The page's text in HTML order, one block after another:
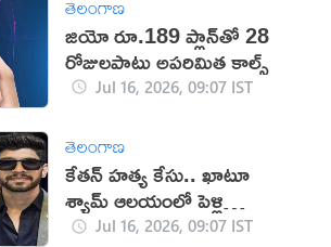
తెలంగాణ
జియో రూ.189 ప్లాన్‌తో 28
రోజులపాటు అపరిమిత కాల్స్
Jul 16, 2026, 09:07 IST
తెలంగాణ
కేతన్ హత్య కేసు.. ఖాటూ
శ్యామ్ ఆలయంలో పెళ్లి
చేసుకున్న సియా, చేతన్‌!
Jul 16, 2026, 09:07 IST